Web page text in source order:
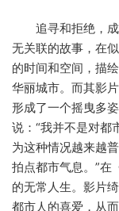
追寻和拒绝，成
无关联的故事，在
的时间和空间，描
华丽城市。而其影
形成了一个摇曳多
说：“我并不是对都
为这种情况越来越
拍点都市气息。”在
的无常人生。影片
都市人的喜爱，从